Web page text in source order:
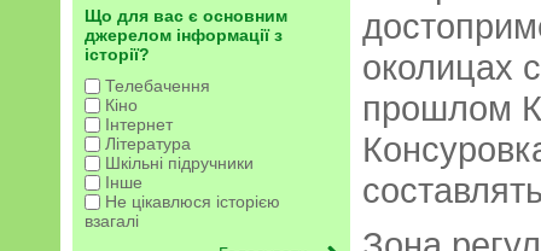
Що для вас є основним
джерелом інформації з
історії?
Телебачення
Кіно
Інтернет
Література
Шкільні підручники
Інше
Не цікавлюся історією
взагалі
околицах
прошлом